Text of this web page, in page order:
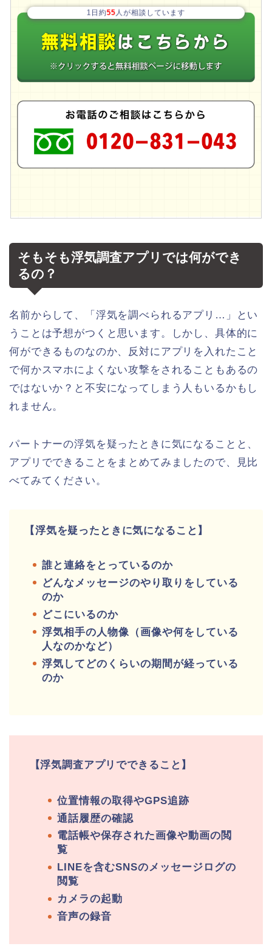
1日約55 人が相談しています
そもそも浮気調査アプリでは何ができ
るの？
名前からして、「浮気を調べられるアプリ…」とい
うことは予想がつくと思います。しかし、具体的に
何ができるものなのか、反対にアプリを入れたこと
で何かスマホによくない攻撃をされることもあるの
ではないか？と不安になってしまう人もいるかもし
れません。
パートナーの浮気を疑ったときに気になることと、
アプリでできることをまとめてみましたので、見比
べてみてください。
【浮気を疑ったときに気になること】
誰と連絡をとっているのか
どんなメッセージのやり取りをしている
のか
どこにいるのか
浮気相手の人物像（画像や何をしている
人なのかなど）
浮気してどのくらいの期間が経っている
のか
【浮気調査アプリでできること】
位置情報の取得やGPS追跡
通話履歴の確認
電話帳や保存された画像や動画の閲
覧
LINEを含むSNSのメッセージログの
閲覧
カメラの起動
音声の録音